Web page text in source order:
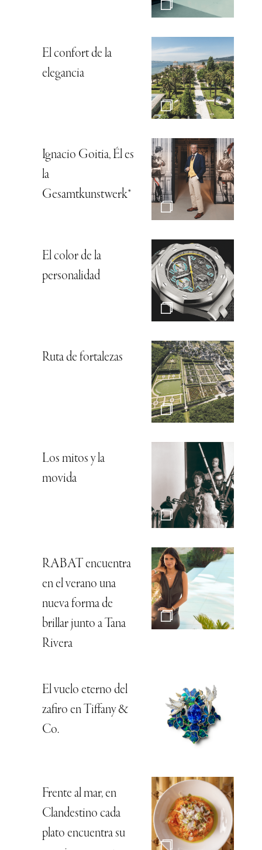
El confort de la
elegancia
Ignacio Goitia, Él es
la
Gesamtkunstwerk*
El color de la
personalidad
Ruta de fortalezas
Los mitos y la
movida
RABAT encuentra
en el verano una
nueva forma de
brillar junto a Tana
Rivera
El vuelo eterno del
zafiro en Tiffany &
Co.
Frente al mar, en
Clandestino cada
plato encuentra su